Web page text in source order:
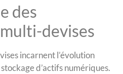
des
devises
incarnent l’évolution
d’actifs numériques.